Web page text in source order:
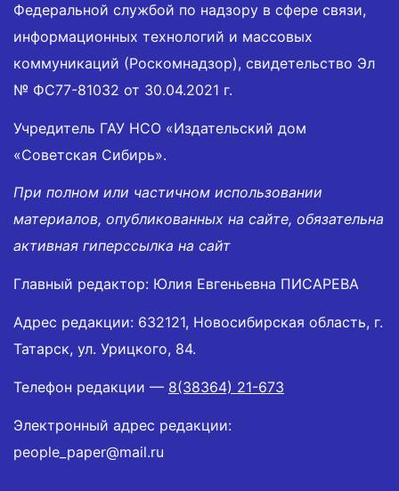
Федеральной службой по надзору в сфере связи,
информационных технологий и массовых
коммуникаций (Роскомнадзор), свидетельство Эл
№ ФС77-81032 от 30.04.2021 г.
Учредитель ГАУ НСО «Издательский дом
«Советская Сибирь».
При полном или частичном использовании
материалов, опубликованных на сайте, обязательна
активная гиперссылка на сайт
Главный редактор: Юлия Евгеньевна ПИСАРЕВА
Адрес редакции: 632121, Новосибирская область, г.
Татарск, ул. Урицкого, 84.
Телефон редакции — 8(38364) 21-673
Электронный адрес редакции:
people_paper@mail.ru